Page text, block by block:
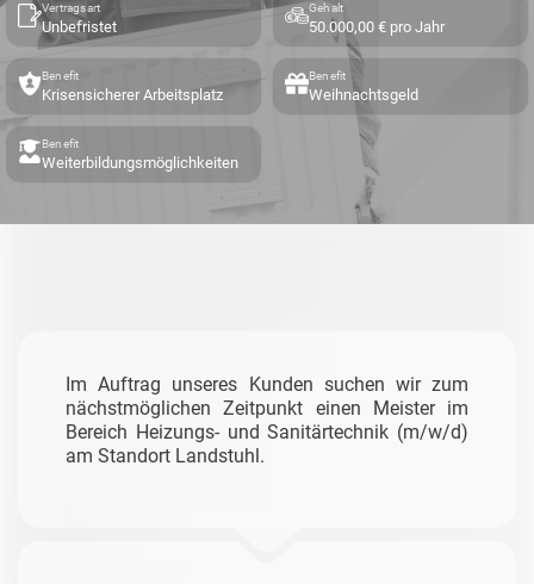
Vertragsart
Unbefristet
Gehalt
50.000,00 € pro Jahr
Benefit
Krisensicherer Arbeitsplatz
Benefit
Weihnachtsgeld
Benefit
Weiterbildungsmöglichkeiten
Im Auftrag unseres Kunden suchen wir zum
nächstmöglichen Zeitpunkt einen Meister im
Bereich Heizungs- und Sanitärtechnik (m/w/d)
am Standort Landstuhl.